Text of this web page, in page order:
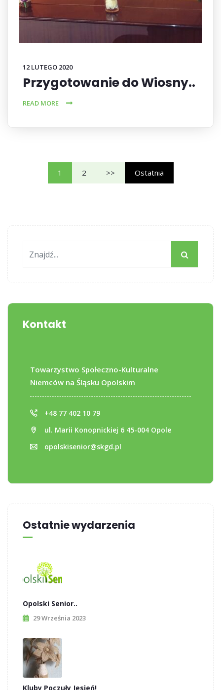
12 LUTEGO 2020
Przygotowanie do Wiosny..
READ MORE
1 2 >> Ostatnia
Kontakt
Towarzystwo Społeczno-Kulturalne
Niemców na Śląsku Opolskim
+48 77 402 10 79
ul. Marii Konopnickiej 6 45-004 Opole
opolskisenior@skgd.pl
Ostatnie wydarzenia
Opolski Senior..
29 Września 2023
Kluby Poczuły Jesień!